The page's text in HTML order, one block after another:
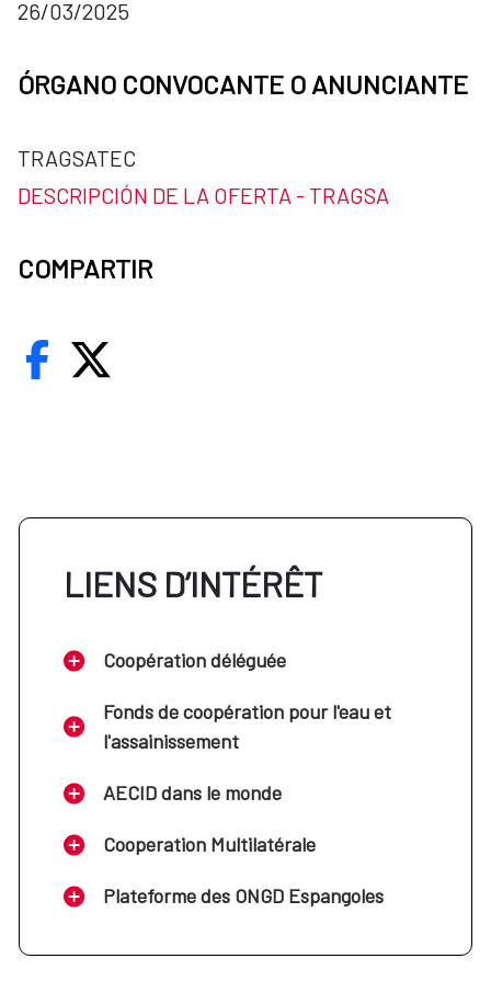
26/03/2025
ÓRGANO CONVOCANTE O ANUNCIANTE
TRAGSATEC
DESCRIPCIÓN DE LA OFERTA - TRAGSA
COMPARTIR
LIENS D’INTÉRÊT
Coopération déléguée
Fonds de coopération pour l'eau et
l'assainissement
AECID dans le monde
Cooperation Multilatérale
Plateforme des ONGD Espangoles